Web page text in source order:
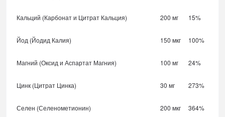
Кальций (Карбонат и Цитрат Кальция) 200 мг 15%
Йод (Йодид Калия) 150 мкг 100%
Магний (Оксид и Аспартат Магния) 100 мг 24%
Цинк (Цитрат Цинка) 30 мг 273%
Селен (Селенометионин) 200 мкг 364%